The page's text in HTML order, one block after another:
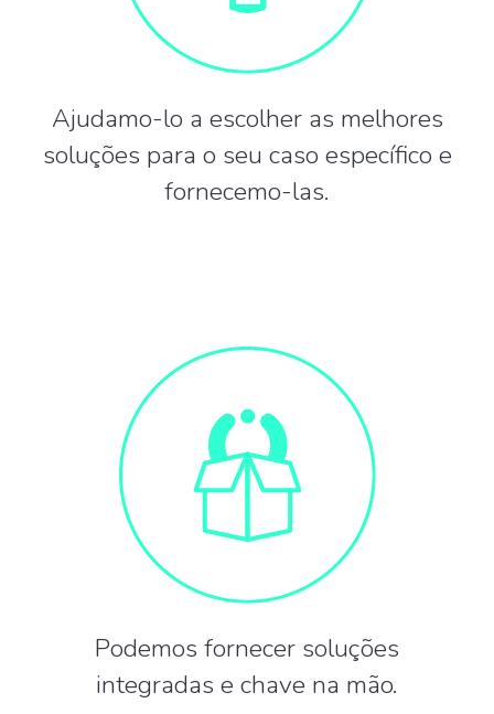
Ajudamo-lo a escolher as melhores
soluções para o seu caso específico e
fornecemo-las.
Podemos fornecer soluções
integradas e chave na mão.